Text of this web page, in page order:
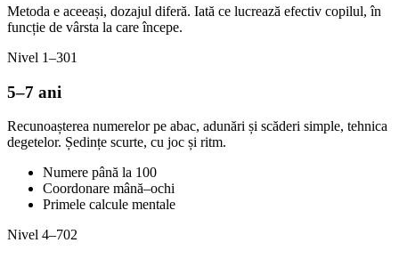
Metoda e aceeași, dozajul diferă. Iată ce lucrează efectiv copilul, în
funcție de vârsta la care începe.
Nivel 1–301
5–7 ani
Recunoașterea numerelor pe abac, adunări și scăderi simple, tehnica
degetelor. Ședințe scurte, cu joc și ritm.
Numere până la 100
Coordonare mână–ochi
Primele calcule mentale
Nivel 4–702